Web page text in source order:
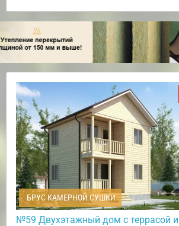
БРУС КАМЕРНОЙ СУШКИ
№59 Двухэтажный дом с террасой